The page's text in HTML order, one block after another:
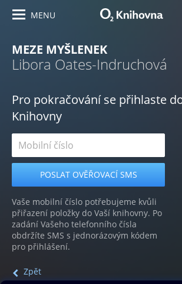
MENU
MEZE MYŠLENEK
Libora Oates-Indruchová
Pro pokračování se přihlaste
Knihovny
Vaše mobilní číslo potřebujeme kvůli
přiřazení položky do Vaší knihovny. Po
zadání Vašeho telefonního čísla
obdržíte SMS s jednorázovým kódem
pro přihlášení.
Zpět